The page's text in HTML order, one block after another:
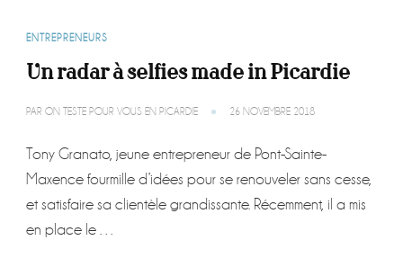
ENTREPRENEURS
Un radar à selfies made in Picardie
PAR ON TESTE POUR VOUS EN PICARDIE 26 NOVEMBRE 2018
Tony Granato, jeune entrepreneur de Pont-Sainte-
Maxence fourmille d’idées pour se renouveler sans cesse,
et satisfaire sa clientèle grandissante. Récemment, il a mis
en place le …